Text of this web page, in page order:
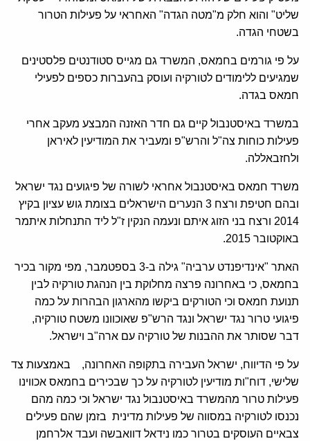
שליט" והוא חלק מ"מטה הגדה" האחראי על פעילות הטרור
בשטחי הגדה.
על פי גורמים בחמאס, המשרד גם מגייס סטודנטים פלסטינים
שמגיעים ללימודים לטורקיה ועוסק בהעברות כספים לפעילי
חמאס בגדה.
במשרד באיסטנבול קיים גם חדר האזנה המבצע מעקב אחרי
פעילות כוחות צה"ל והרש"פ ומעביר את המודיעין לאיראן
ולחזבאללה.
משרד חמאס באיסטנבול אחראי לשורה של פיגועים נגד ישראל
ובהם חטיפת ורצח 3 הנערים הישראלים בצומת גוש עציון בקיץ
2014 ורצח בני הזוג איתם ונעמה הנקין ז"ל ליד התנחלות איתמר
באוקטובר 2015.
האתר "אינדיפנדט ערביה" גילה ב-3 בספטמבר, מפי מקור בכיר
בחמאס, כי באחרונה פרצה מחלוקת בין הנהגת טורקיה לבין
תנועת חמאס וכי הטורקים ביקשו מהארגון הבהרות על כמה
פיגועי טרור נגד ישראל ונגד הרש"פ שאוכוונו משטח טורקיה,
דבר שסותר את ההבנות של טורקיה עם ארה"ב וישראל.
על פי הדיווח, ישראל העבירה בתקופה האחרונה, באמצעות צד
שלישי, דוח"ות מודיעין לטורקיה על כך שבכירים בחמאס אכווינו
פעילות טרור מהמשרד באיסטנבול נגד ישראל וכי כמה מהם
נכנסו לטורקיה במסווה של פעילות מדינית בזמן שהם פעילים
צבאיים העוסקים בטרור כמו נידאל דוואבשה ועבד אלרחמן